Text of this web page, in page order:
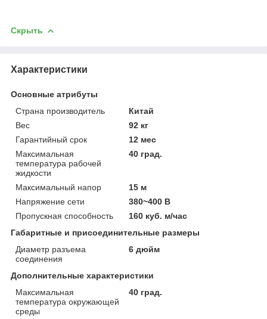
Скрыть
Характеристики
Основные атрибуты
Страна производитель
Китай
Вес
92 кг
Гарантийный срок
12 мес
Максимальная
температура рабочей
жидкости
40 град.
Максимальный напор
15 м
Напряжение сети
380~400 В
Пропускная способность
160 куб. м/час
Габаритные и присоединительные размеры
Диаметр разъема
соединения
6 дюйм
Дополнительные характеристики
Максимальная
температура окружающей
среды
40 град.